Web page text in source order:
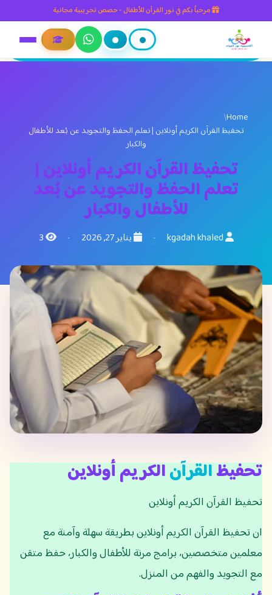
مرحباً بكم في نور القرآن للأطفال - حصص تجريبية مجانية
Home
/
تحفيظ القرآن الكريم أونلاين | تعلم الحفظ والتجويد عن بُعد للأطفال
والكبار
تحفيظ القرآن الكريم أونلاين |
تعلم الحفظ والتجويد عن بُعد
للأطفال والكبار
· يناير 27, 2026 ·
تحفيظالقرآنالكريم أونلاين
تحفيظ القرآن الكريم أونلاين
ان تحفيظ القرآن الكريم أونلاين بطريقة سهلة وآمنة مع
معلمين متخصصين، برامج مرنة للأطفال والكبار، حفظ متقن
مع التجويد والفهم من المنزل.